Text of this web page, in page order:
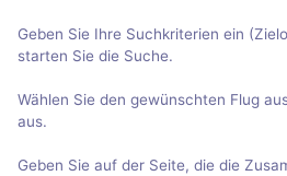
Geben Sie Ihre Suchkriterien ein
starten Sie die Suche.
Wählen Sie den gewünschten Flug
aus.
Geben Sie auf der Seite, die die